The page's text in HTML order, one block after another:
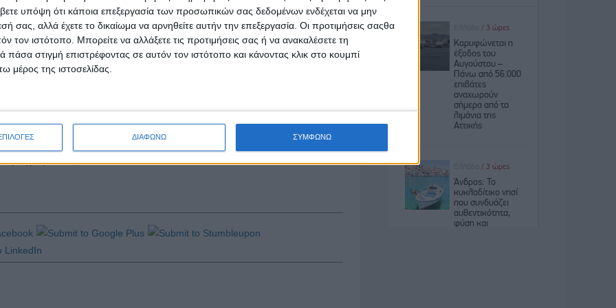
υπόψη ότι κάποια επεξεργασία των προσωπικών σας δεδομένων ενδέχεται να μην
σας, αλλά έχετε το δικαίωμα να αρνηθείτε αυτήν την επεξεργασία. Οι προτιμήσεις σαςθα
τον ιστότοπο. Μπορείτε να αλλάξετε τις προτιμήσεις σας ή να ανακαλέσετε τη
στιγμή επιστρέφοντας σε αυτόν τον ιστότοπο και κάνοντας κλικ στο κουμπί
μέρος της ιστοσελίδας.
ΔΙΑΦΩΝΩ ΣΥΜΦΩΝΩ
5iX3S)
https://swr.gr/tB9ZK
https://swr.gr/S9KoX
)
( https://swr.gr/eFtAF)
(
(https://swr.gr/CIKuM
το βιογραφικό σαςεδώ.